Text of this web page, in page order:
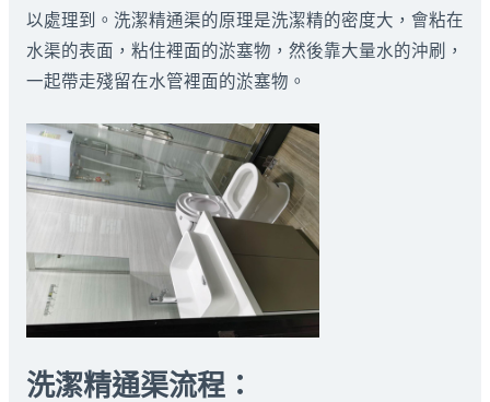
以處理到。洗潔精通渠的原理是洗潔精的密度大，會粘在
水渠的表面，粘住裡面的淤塞物，然後靠大量水的沖刷，
一起帶走殘留在水管裡面的淤塞物。
洗潔精通渠流程：